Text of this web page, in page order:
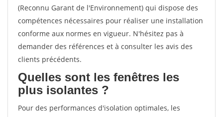
(Reconnu Garant de l'Environnement) qui dispose des
compétences nécessaires pour réaliser une installation
conforme aux normes en vigueur. N'hésitez pas à
demander des références et à consulter les avis des
clients précédents.
Quelles sont les fenêtres les
plus isolantes ?
Pour des performances d'isolation optimales, les